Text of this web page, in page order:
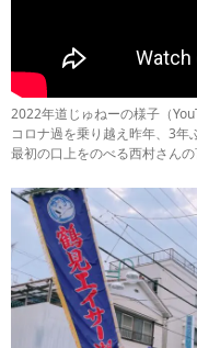
2022年道じゅねーの様子（
コロナ過を乗り越え昨年、3年
最初の口上をのべる西村さん